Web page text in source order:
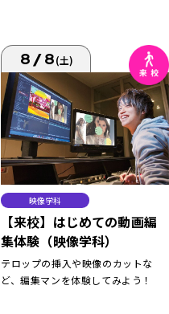
8/8(土)
映像学科
【来校】はじめての動画編
集体験（映像学科）
テロップの挿入や映像のカットな
ど、編集マンを体験してみよう！